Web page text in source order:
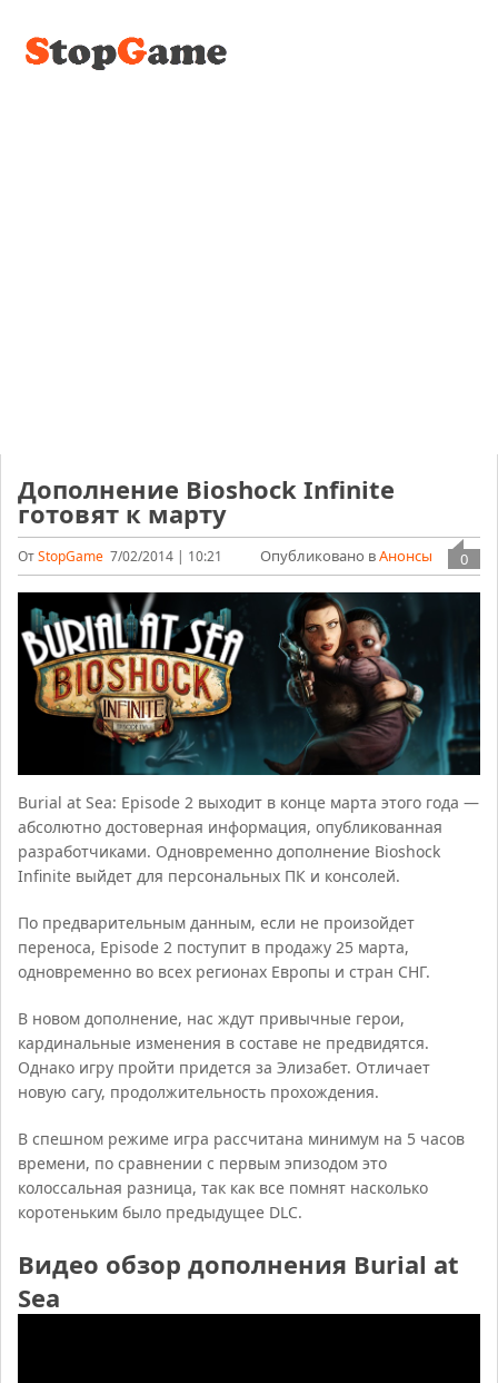
Дополнение Bioshock Infinite
готовят к марту
ОтStopGame 7/02/2014 | 10:21 0
Опубликовано вАнонсы
Burial at Sea: Episode 2 выходит в конце марта этого года —
абсолютно достоверная информация, опубликованная
разработчиками. Одновременно дополнение Bioshock
Infinite выйдет для персональных ПК и консолей.
По предварительным данным, если не произойдет
переноса, Episode 2 поступит в продажу 25 марта,
одновременно во всех регионах Европы и стран СНГ.
В новом дополнение, нас ждут привычные герои,
кардинальные изменения в составе не предвидятся.
Однако игру пройти придется за Элизабет. Отличает
новую сагу, продолжительность прохождения.
В спешном режиме игра рассчитана минимум на 5 часов
времени, по сравнении с первым эпизодом это
колоcсальная разница, так как все помнят насколько
коротеньким было предыдущее DLC.
Видео обзор дополнения Burial at
Sea